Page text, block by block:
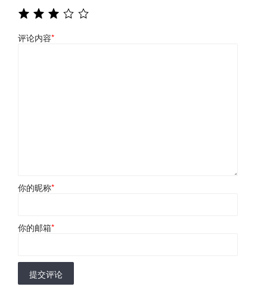
评论内容*
你的昵称*
你的邮箱*
提交评论